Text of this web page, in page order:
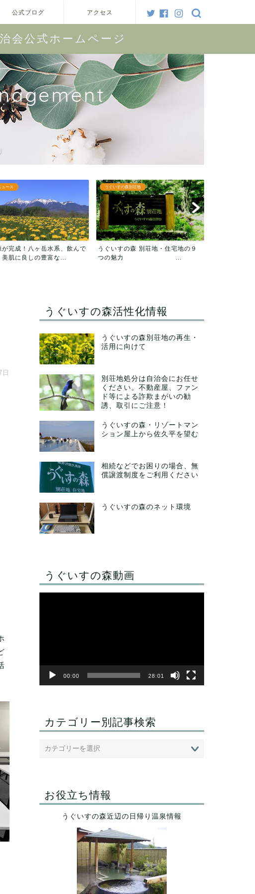
公式ブログ アクセス
会公式ホームページ
すの森別荘地
すの森 別荘地・住宅地の９
魅力 ...
理事会
総会議事録「総会のご報告」郵送し
ました(7/27更新）
うぐいすの森活性化情報
うぐいすの森別荘地の再生・
活用に向けて
別荘地処分は自治会にお任せ
ください。不動産屋、ファン
ド等による詐欺まがいの勧
誘、取引にご注意！
うぐいすの森・リゾートマン
ション屋上から佐久平を望む
相続などでお困りの場合、無
償譲渡制度をご利用ください
うぐいすの森のネット環境
うぐいすの森動画
00:00 28:01
カテゴリー別記事検索
お役立ち情報
うぐいすの森近辺の日帰り温泉情報